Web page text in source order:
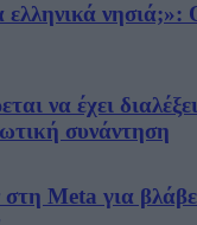
ελληνικά νησιά;»:
να έχει διαλέξει
συνάντηση
Meta για